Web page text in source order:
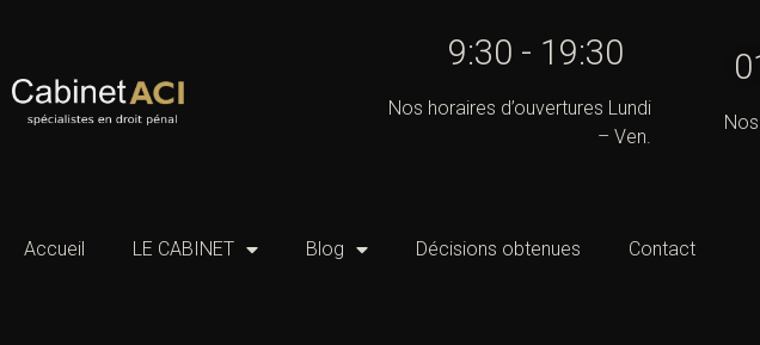
9:30 - 19:30
Nos horaires d’ouvertures Lundi
– Ven.
Accueil LE CABINET Blog Décisions obtenues Contact